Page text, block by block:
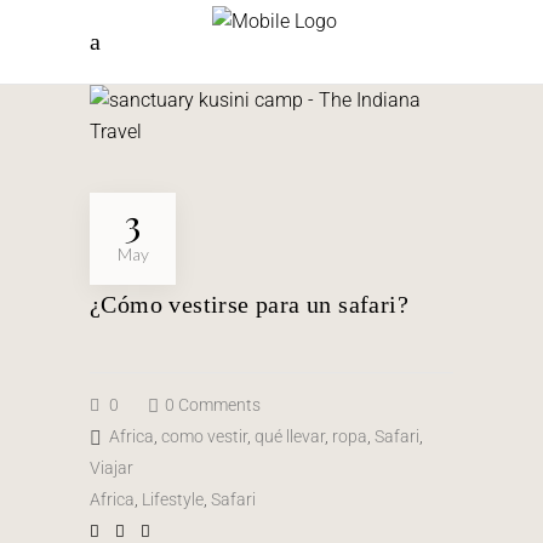
3
May
¿Cómo vestirse para un safari?
0
0 Comments
Africa como vestir, qué llevar, ropa Safari
Viajar
Africa Lifestyle Safari